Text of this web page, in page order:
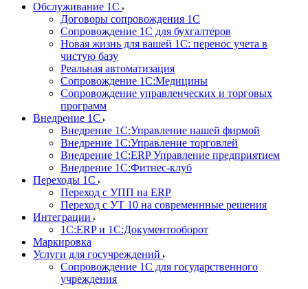
Обслуживание 1С
Договоры сопровождения 1С
Сопровождение 1С для бухгалтеров
Новая жизнь для вашей 1С: перенос учета в
чистую базу
Реальная автоматизация
Сопровождение 1С:Медицины
Сопровождение управленческих и торговых
программ
Внедрение 1С
Внедрение 1С:Управление нашей фирмой
Внедрение 1С:Управление торговлей
Внедрение 1С:ERP Управление предприятием
Внедрение 1С:Фитнес-клуб
Переходы 1С
Переход с УПП на ERP
Переход с УТ 10 на современнные решения
Интеграции
1С:ERP и 1С:Документооборот
Маркировка
Услуги для госучреждений
Сопровождение 1С для государственного
учреждения